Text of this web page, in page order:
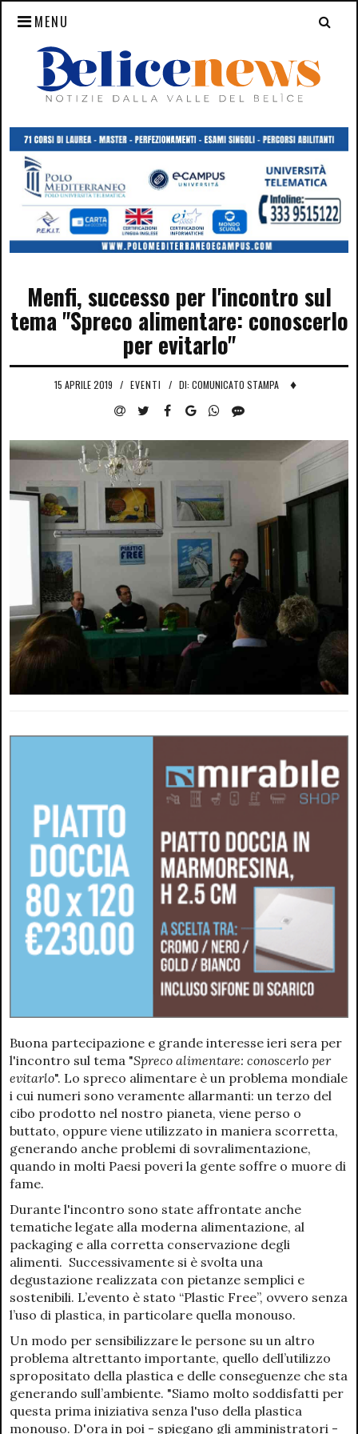
MENU
Menfi, successo per l'incontro sul
tema "Spreco alimentare: conoscerlo
per evitarlo"
15 APRILE 2019 / EVENTI / DI: COMUNICATO STAMPA ♦
Buona partecipazione e grande interesse ieri sera per
l'incontro sul tema "Spreco alimentare: conoscerlo per
evitarlo". Lo spreco alimentare è un problema mondiale
i cui numeri sono veramente allarmanti: un terzo del
cibo prodotto nel nostro pianeta, viene perso o
buttato, oppure viene utilizzato in maniera scorretta,
generando anche problemi di sovralimentazione,
quando in molti Paesi poveri la gente soffre o muore di
fame.
Durante l'incontro sono state affrontate anche
tematiche legate alla moderna alimentazione, al
packaging e alla corretta conservazione degli
alimenti. Successivamente si è svolta una
degustazione realizzata con pietanze semplici e
sostenibili. L’evento è stato “Plastic Free”, ovvero senza
l’uso di plastica, in particolare quella monouso.
Un modo per sensibilizzare le persone su un altro
problema altrettanto importante, quello dell’utilizzo
spropositato della plastica e delle conseguenze che sta
generando sull’ambiente. "Siamo molto soddisfatti per
questa prima iniziativa senza l'uso della plastica
monouso. D'ora in poi - spiegano gli amministratori -